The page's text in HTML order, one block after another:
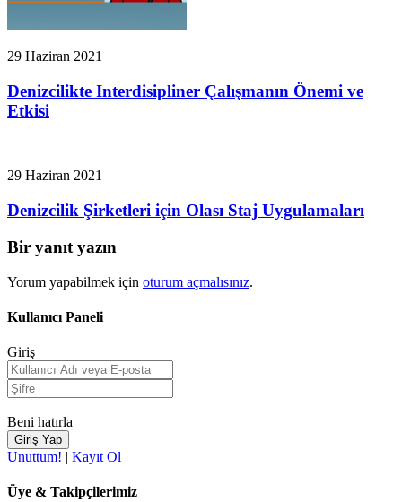
29 Haziran 2021
Denizcilikte Interdisipliner Çalışmanın Önemi ve
Etkisi
29 Haziran 2021
Denizcilik Şirketleri için Olası Staj Uygulamaları
Bir yanıt yazın
Yorum yapabilmek için oturum açmalısınız.
Kullanıcı Paneli
Giriş
Beni hatırla
Unuttum! | Kayıt Ol
Üye & Takipçilerimiz